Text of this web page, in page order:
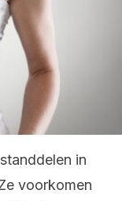
in
voorkomen